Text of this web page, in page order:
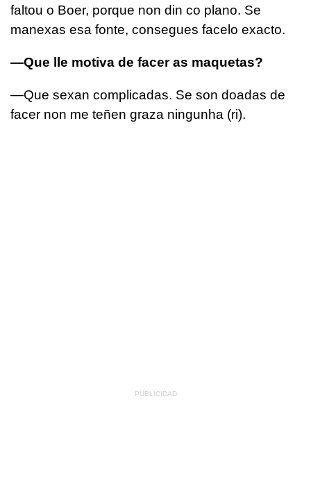
faltou o Boer, porque non din co plano. Se
manexas esa fonte, consegues facelo exacto.
—Que lle motiva de facer as maquetas?
—Que sexan complicadas. Se son doadas de
facer non me teñen graza ningunha (ri).